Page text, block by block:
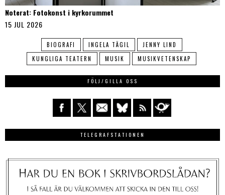
Noterat: Fotokonst i kyrkorummet
15 JUL 2026
BIOGRAFI INGELA TÄGIL
JENNY LIND
KUNGLIGA TEATERN
MUSIK MUSIKVETENSKAP
FÖLJ/GILLA OSS
TELEGRAFSTATIONEN